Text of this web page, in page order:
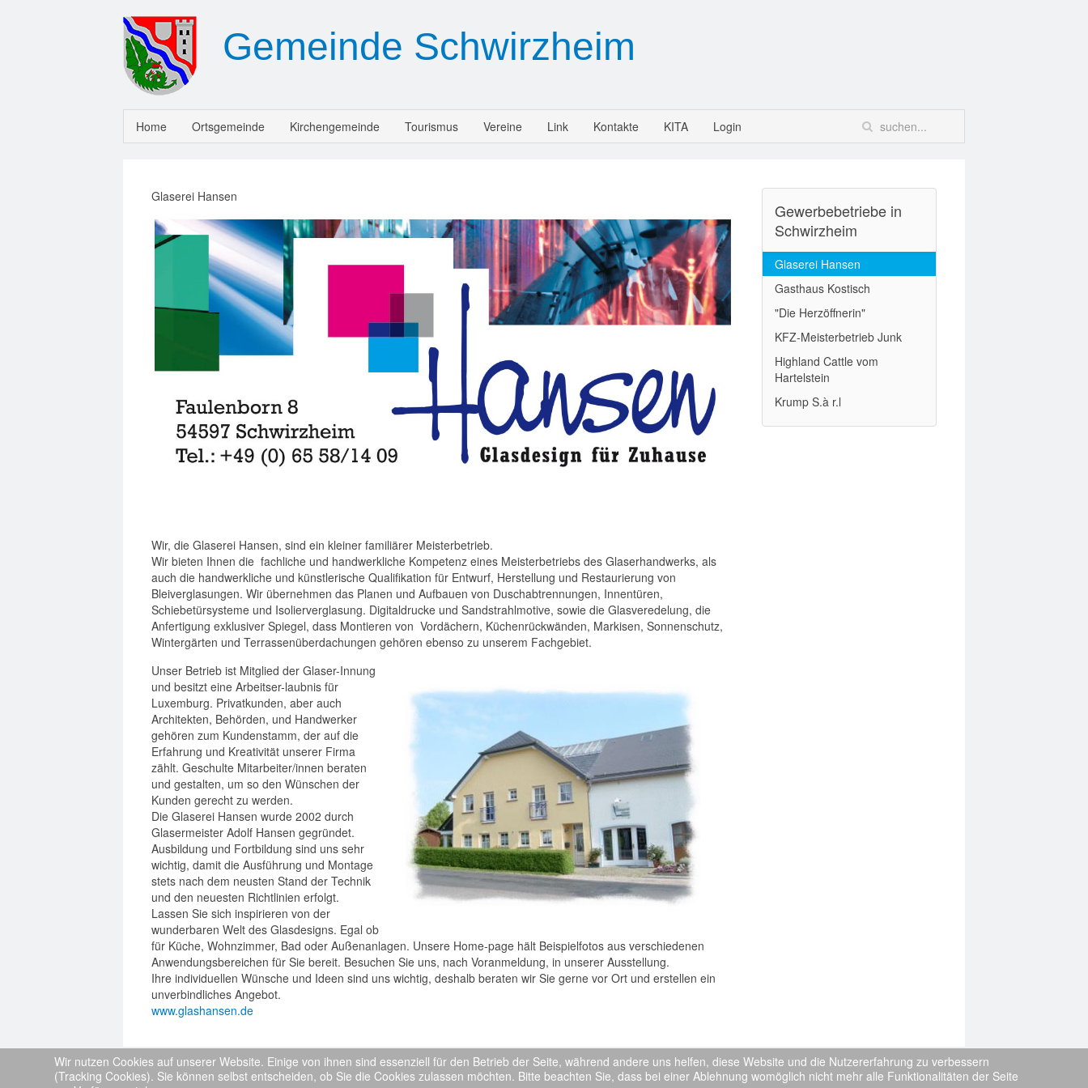
Gemeinde Schwirzheim
Home Ortsgemeinde Kirchengemeinde Tourismus Vereine Link Kontakte KITA Login
Glaserei Hansen
Wir, die Glaserei Hansen, sind ein kleiner familiärer Meisterbetrieb.
Wir bieten Ihnen die fachliche und handwerkliche Kompetenz eines Meisterbetriebs des Glaserhandwerks, als
auch die handwerkliche und künstlerische Qualifikation für Entwurf, Herstellung und Restaurierung von
Bleiverglasungen. Wir übernehmen das Planen und Aufbauen von Duschabtrennungen, Innentüren,
Schiebetürsysteme und Isolierverglasung. Digitaldrucke und Sandstrahlmotive, sowie die Glasveredelung, die
Anfertigung exklusiver Spiegel, dass Montieren von Vordächern, Küchenrückwänden, Markisen, Sonnenschutz,
Wintergärten und Terrassenüberdachungen gehören ebenso zu unserem Fachgebiet.
Unser Betrieb ist Mitglied der Glaser-Innung
und besitzt eine Arbeitser-laubnis für
Luxemburg. Privatkunden, aber auch
Architekten, Behörden, und Handwerker
gehören zum Kundenstamm, der auf die
Erfahrung und Kreativität unserer Firma
zählt. Geschulte Mitarbeiter/innen beraten
und gestalten, um so den Wünschen der
Kunden gerecht zu werden.
Die Glaserei Hansen wurde 2002 durch
Glasermeister Adolf Hansen gegründet.
Ausbildung und Fortbildung sind uns sehr
wichtig, damit die Ausführung und Montage
stets nach dem neusten Stand der Technik
und den neuesten Richtlinien erfolgt.
Lassen Sie sich inspirieren von der
wunderbaren Welt des Glasdesigns. Egal ob
für Küche, Wohnzimmer, Bad oder Außenanlagen. Unsere Home-page hält Beispielfotos aus verschiedenen
Anwendungsbereichen für Sie bereit. Besuchen Sie uns, nach Voranmeldung, in unserer Ausstellung.
Ihre individuellen Wünsche und Ideen sind uns wichtig, deshalb beraten wir Sie gerne vor Ort und erstellen ein
unverbindliches Angebot.
www.glashansen.de
Gewerbebetriebe in
Schwirzheim
Glaserei Hansen
Gasthaus Kostisch
"Die Herzöffnerin"
KFZ-Meisterbetrieb Junk
Highland Cattle vom
Hartelstein
Krump S.à r.l
Impressum Datenschutzerklärung
Wir nutzen Cookies auf unserer Website. Einige von ihnen sind essenziell für den Betrieb der Seite, während andere uns helfen, diese Website und die Nutzererfahrung zu verbessern
(Tracking Cookies). Sie können selbst entscheiden, ob Sie die Cookies zulassen möchten. Bitte beachten Sie, dass bei einer Ablehnung womöglich nicht mehr alle Funktionalitäten der Seite